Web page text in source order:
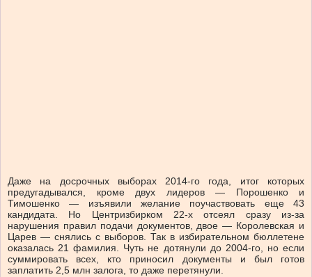
Даже на досрочных выборах 2014-го года, итог которых
предугадывался, кроме двух лидеров — Порошенко и
Тимошенко — изъявили желание поучаствовать еще 43
кандидата. Но Центризбирком 22-х отсеял сразу из-за
нарушения правил подачи документов, двое — Королевская и
Царев — снялись с выборов. Так в избирательном бюллетене
оказалась 21 фамилия. Чуть не дотянули до 2004-го, но если
суммировать всех, кто приносил документы и был готов
заплатить 2,5 млн залога, то даже перетянули.